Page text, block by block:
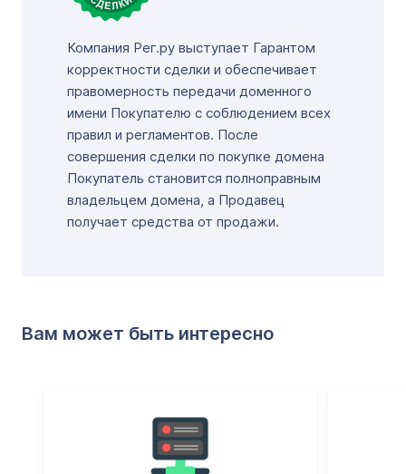
Компания Рег.ру выступает Гарантом
корректности сделки и обеспечивает
правомерность передачи доменного
имени Покупателю с соблюдением всех
правил и регламентов. После
совершения сделки по покупке домена
Покупатель становится полноправным
владельцем домена, а Продавец
получает средства от продажи.
Вам может быть интересно